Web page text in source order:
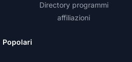
Directory programmi
affiliazioni
Popolari